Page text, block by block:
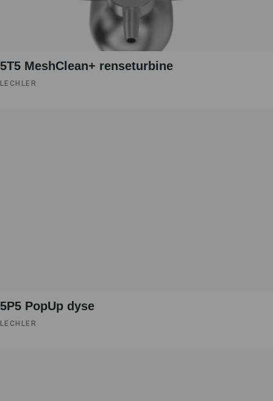
5T5 MeshClean+ renseturbine
LECHLER
5P5 PopUp dyse
LECHLER